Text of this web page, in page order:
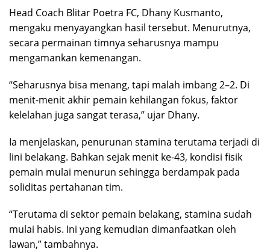
Head Coach Blitar Poetra FC, Dhany Kusmanto,
mengaku menyayangkan hasil tersebut. Menurutnya,
secara permainan timnya seharusnya mampu
mengamankan kemenangan.
“Seharusnya bisa menang, tapi malah imbang 2–2. Di
menit-menit akhir pemain kehilangan fokus, faktor
kelelahan juga sangat terasa,” ujar Dhany.
Ia menjelaskan, penurunan stamina terutama terjadi di
lini belakang. Bahkan sejak menit ke-43, kondisi fisik
pemain mulai menurun sehingga berdampak pada
soliditas pertahanan tim.
“Terutama di sektor pemain belakang, stamina sudah
mulai habis. Ini yang kemudian dimanfaatkan oleh
lawan,” tambahnya.